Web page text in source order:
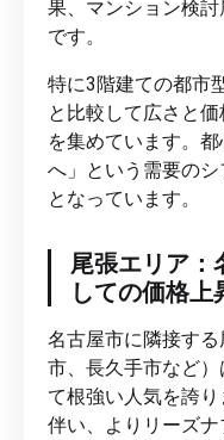
果、マンション検
です。
特に3階建ての都市
と比較して広さと
を集めています。
へ」という需要の
となっています。
尾張エリア：
しての価格上
名古屋市に隣接す
市、長久手市など
て根強い人気を誇
伴い、よりリーズ